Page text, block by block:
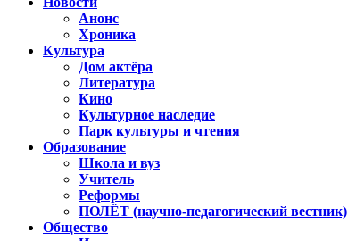
Анонс
Хроника
Культура
Дом актёра
Литература
Кино
Культурное наследие
Парк культуры и чтения
Образование
Школа и вуз
Учитель
Реформы
ПОЛЁТ (научно-педагогический вестник)
Общество